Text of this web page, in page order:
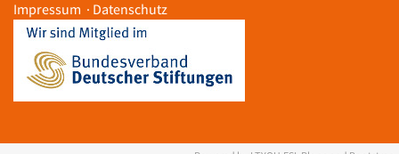
Impressum · Datenschutz